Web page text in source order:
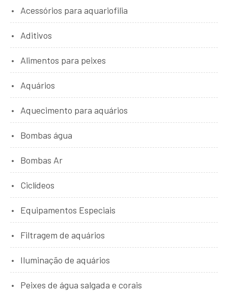
Acessórios para aquariofilia
Aditivos
Alimentos para peixes
Aquários
Aquecimento para aquários
Bombas água
Bombas Ar
Ciclídeos
Equipamentos Especiais
Filtragem de aquários
Iluminação de aquários
Peixes de água salgada e corais